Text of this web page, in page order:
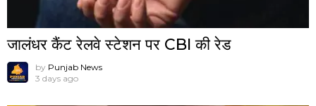
जालंधर कैंट रेलवे स्टेशन पर CBI की रेड
by Punjab News
3 days ago